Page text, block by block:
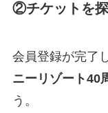
②チケットを
会員登録が完了
ニーリゾート40
う。